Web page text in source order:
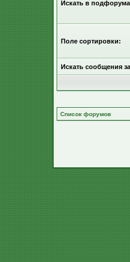
Искать в
Поле сортировки:
Искать сообщения
Список форумов